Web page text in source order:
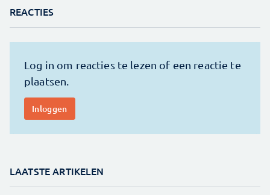
REACTIES
LAATSTE ARTIKELEN